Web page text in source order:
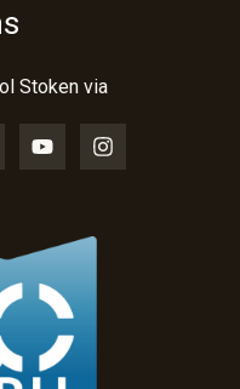
Stoken via